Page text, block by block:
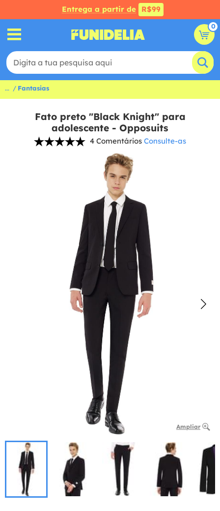
Entrega a partir de R$99
0
... Fantasias
Fato preto "Black Knight" para
adolescente - Opposuits
4 Comentários Consulte-as
Ampliar